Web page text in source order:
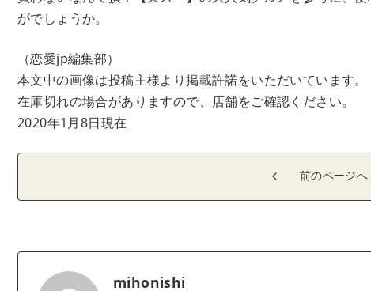
がでしょうか。
（恋愛jp編集部）
本文中の画像は投稿主様より掲載許諾をいただいています。
在庫切れの場合がありますので、店舗をご確認ください。
2020年1月8日現在
前のページへ
mihonishi